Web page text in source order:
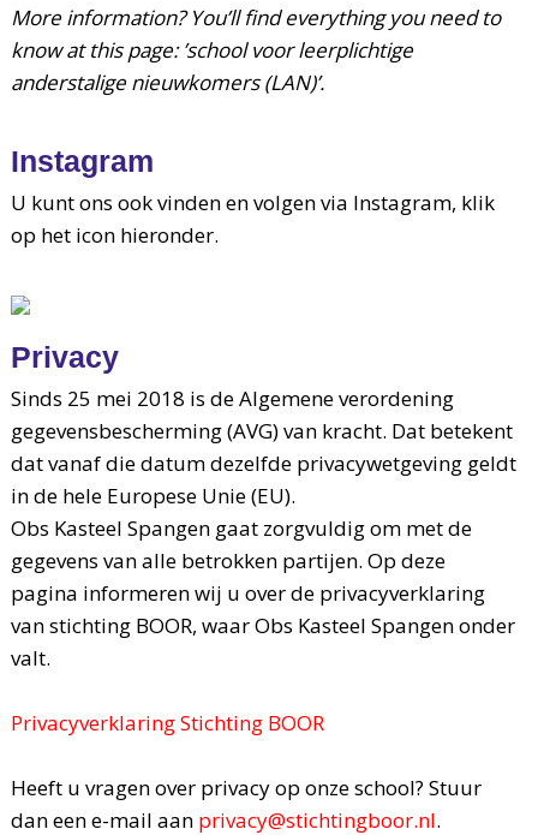
More information? You’ll find everything you need to
know at this page: ’school voor leerplichtige
anderstalige nieuwkomers (LAN)’.
Instagram
U kunt ons ook vinden en volgen via Instagram, klik
op het icon hieronder.
Privacy
Sinds 25 mei 2018 is de Algemene verordening
gegevensbescherming (AVG) van kracht. Dat betekent
dat vanaf die datum dezelfde privacywetgeving geldt
in de hele Europese Unie (EU).
Obs Kasteel Spangen gaat zorgvuldig om met de
gegevens van alle betrokken partijen. Op deze
pagina informeren wij u over de privacyverklaring
van stichting BOOR, waar Obs Kasteel Spangen onder
valt.
Privacyverklaring Stichting BOOR
Heeft u vragen over privacy op onze school? Stuur
dan een e-mail aan privacy@stichtingboor.nl.